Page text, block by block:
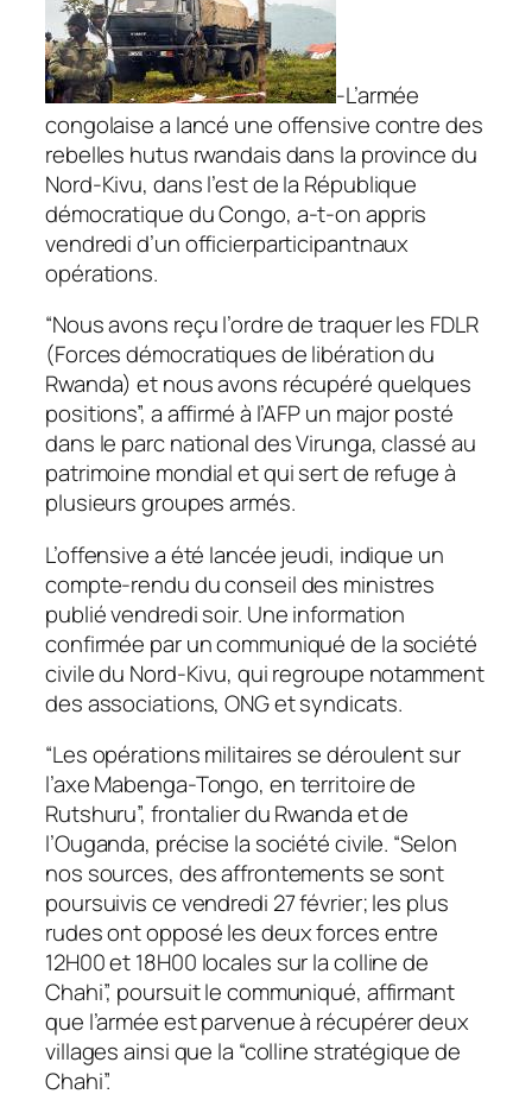
-L’armée
congolaise a lancé une offensive contre des
rebelles hutus rwandais dans la province du
Nord-Kivu, dans l’est de la République
démocratique du Congo, a-t-on appris
vendredi d’un officierparticipantnaux
opérations.
“Nous avons reçu l’ordre de traquer les FDLR
(Forces démocratiques de libération du
Rwanda) et nous avons récupéré quelques
positions”, a affirmé à l’AFP un major posté
dans le parc national des Virunga, classé au
patrimoine mondial et qui sert de refuge à
plusieurs groupes armés.
L’offensive a été lancée jeudi, indique un
compte-rendu du conseil des ministres
publié vendredi soir. Une information
confirmée par un communiqué de la société
civile du Nord-Kivu, qui regroupe notamment
des associations, ONG et syndicats.
“Les opérations militaires se déroulent sur
l’axe Mabenga-Tongo, en territoire de
Rutshuru”, frontalier du Rwanda et de
l’Ouganda, précise la société civile. “Selon
nos sources, des affrontements se sont
poursuivis ce vendredi 27 février; les plus
rudes ont opposé les deux forces entre
12H00 et 18H00 locales sur la colline de
Chahi”, poursuit le communiqué, affirmant
que l’armée est parvenue à récupérer deux
villages ainsi que la “colline stratégique de
Chahi”.